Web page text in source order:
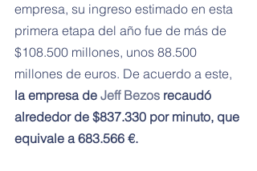
empresa, su ingreso estimado en esta
primera etapa del año fue de más de
$108.500 millones, unos 88.500
millones de euros. De acuerdo a este,
la empresa de Jeff Bezos recaudó
alrededor de $837.330 por minuto, que
equivale a 683.566 €.